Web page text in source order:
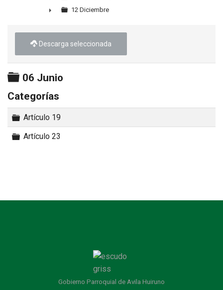
► 12 Diciembre
Descarga seleccionada
Carpeta
06 Junio
Categorías
Carpeta
Artículo 19
Carpeta
Artículo 23
Gobierno Parroquial de Avila Huiruno